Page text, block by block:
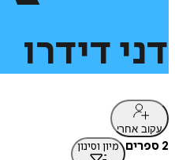
דני דידרו
עקוב אחרי
2 ספרים מיון וסינון